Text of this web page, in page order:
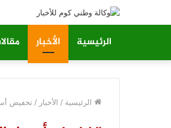
الرئيسية الأخبار
الرئيسية / الأخبار / تخفيض